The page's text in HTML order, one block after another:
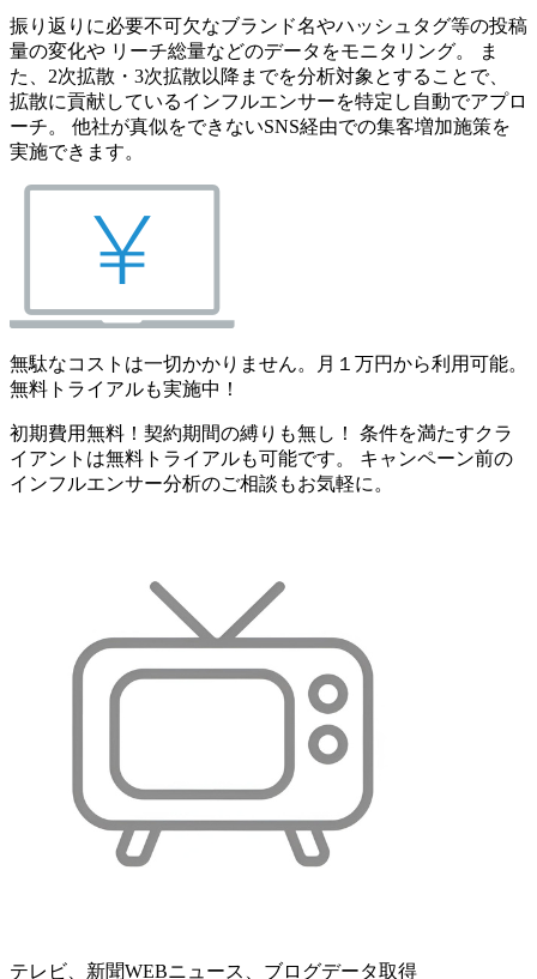
振り返りに必要不可欠なブランド名やハッシュタグ等の投稿
量の変化や リーチ総量などのデータをモニタリング。 ま
た、2次拡散・3次拡散以降までを分析対象とすることで、
拡散に貢献しているインフルエンサーを特定し自動でアプロ
ーチ。 他社が真似をできないSNS経由での集客増加施策を
実施できます。
無駄なコストは一切かかりません。月１万円から利用可能。
無料トライアルも実施中！
初期費用無料！契約期間の縛りも無し！ 条件を満たすクラ
イアントは無料トライアルも可能です。 キャンペーン前の
インフルエンサー分析のご相談もお気軽に。
テレビ、新聞WEBニュース、ブログデータ取得